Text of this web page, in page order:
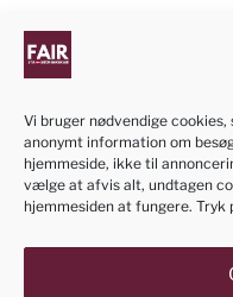
Vi bruger nødvendige
anonymt information om
hjemmeside, ikke til
vælge at afvis alt, undtagen
hjemmesiden at fungere.
cookiepolitik
NB! Informationen om
statsborgerskab på
vejledende. Vi
er vedligeholdt med